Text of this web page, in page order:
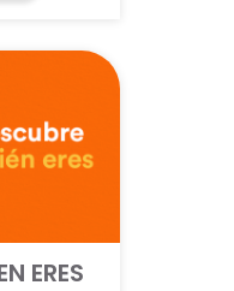
ERES